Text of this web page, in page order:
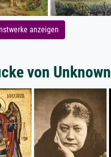
anzeigen
von Unknown